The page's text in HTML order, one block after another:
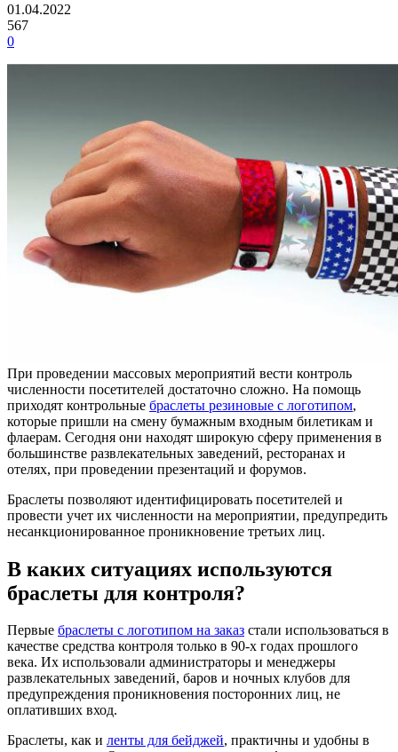
01.04.2022
567
0
При проведении массовых мероприятий вести контроль
численности посетителей достаточно сложно. На помощь
приходят контрольные браслеты резиновые с логотипом,
которые пришли на смену бумажным входным билетикам и
флаерам. Сегодня они находят широкую сферу применения в
большинстве развлекательных заведений, ресторанах и
отелях, при проведении презентаций и форумов.
Браслеты позволяют идентифицировать посетителей и
провести учет их численности на мероприятии, предупредить
несанкционированное проникновение третьих лиц.
В каких ситуациях используются
браслеты для контроля?
Первые браслеты с логотипом на заказ стали использоваться в
качестве средства контроля только в 90-х годах прошлого
века. Их использовали администраторы и менеджеры
развлекательных заведений, баров и ночных клубов для
предупреждения проникновения посторонних лиц, не
оплативших вход.
Браслеты, как и ленты для бейджей, практичны и удобны в